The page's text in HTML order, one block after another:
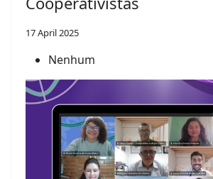
17 April 2025
Nenhum